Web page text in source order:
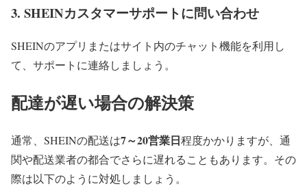
3. SHEINカスタマーサポートに問い合わせ
SHEINのアプリまたはサイト内のチャット機能を利用し
て、サポートに連絡しましょう。
配達が遅い場合の解決策
通常、SHEINの配送は7～20営業日程度かかりますが、通
関や配送業者の都合でさらに遅れることもあります。その
際は以下のように対処しましょう。